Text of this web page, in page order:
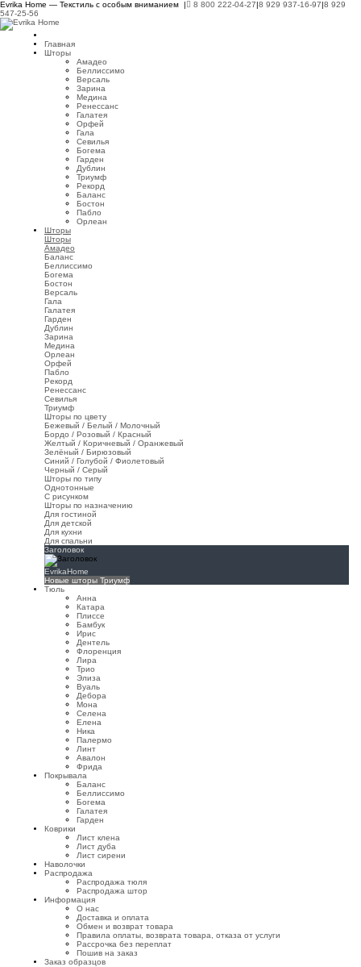
Evrika Home — Текстиль с особым вниманием | 8 800 222-04-27|8 929 937-16-97|8 929
547-25-56
Главная
Шторы
Амадео
Беллиссимо
Версаль
Зарина
Медина
Ренессанс
Галатея
Орфей
Гала
Севилья
Богема
Гарден
Дублин
Триумф
Рекорд
Баланс
Бостон
Пабло
Орлеан
Шторы
Шторы
Амадео
Баланс
Беллиссимо
Богема
Бостон
Версаль
Гала
Галатея
Гарден
Дублин
Зарина
Медина
Орлеан
Орфей
Пабло
Рекорд
Ренессанс
Севилья
Триумф
Шторы по цвету
Бежевый / Белый / Молочный
Бордо / Розовый / Красный
Желтый / Коричневый / Оранжевый
Зелёный / Бирюзовый
Синий / Голубой / Фиолетовый
Черный / Серый
Шторы по типу
Однотонные
С рисунком
Шторы по назначению
Для гостиной
Для детской
Для кухни
Для спальни
Заголовок
EvrikaHome
Новые шторы Триумф
Тюль
Анна
Катара
Плиссе
Бамбук
Ирис
Дентель
Флоренция
Лира
Трио
Элиза
Вуаль
Дебора
Мона
Селена
Елена
Ника
Палермо
Линт
Авалон
Фрида
Покрывала
Баланс
Беллиссимо
Богема
Галатея
Гарден
Коврики
Лист клена
Лист дуба
Лист сирени
Наволочки
Распродажа
Распродажа тюля
Распродажа штор
Информация
О нас
Доставка и оплата
Обмен и возврат товара
Правила оплаты, возврата товара, отказа от услуги
Рассрочка без переплат
Пошив на заказ
Заказ образцов